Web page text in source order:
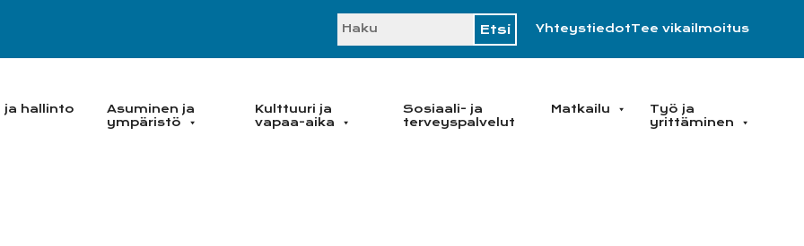
SEARCH
YhteystiedotTee vikailmoitus
ja hallinto
Asuminen ja
ympäristö
Kulttuuri ja
vapaa-aika
Sosiaali- ja
terveyspalvelut
Matkailu
Työ ja
yrittäminen